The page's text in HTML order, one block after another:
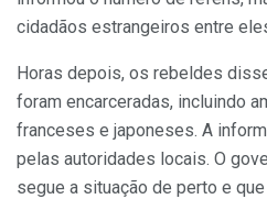
cidadãos estrangeiros entre
Horas depois, os rebeldes
foram encarceradas, incluindo
franceses e japoneses. A
pelas autoridades locais. O
segue a situação de perto e